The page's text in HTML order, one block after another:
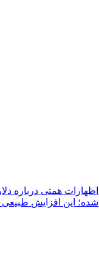
شده؛ این افزایش